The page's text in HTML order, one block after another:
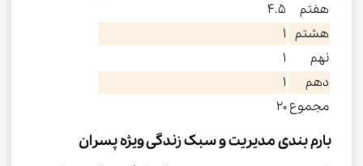
هفتم
۴.۵
هشتم ۱
نهم
۱
دهم
۱
مجموع ۲۰
بارم بندی مدیریت و سبک زندگی ویژه پسران